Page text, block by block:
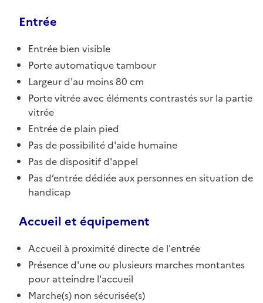
Entrée
Entrée bien visible
Porte automatique tambour
Largeur d'au moins 80 cm
Porte vitrée avec éléments contrastés sur la partie
vitrée
Entrée de plain pied
Pas de possibilité d'aide humaine
Pas de dispositif d'appel
Pas d’entrée dédiée aux personnes en situation de
handicap
Accueil et équipement
Accueil à proximité directe de l'entrée
Présence d'une ou plusieurs marches montantes
pour atteindre l'accueil
Marche(s) non sécurisée(s)